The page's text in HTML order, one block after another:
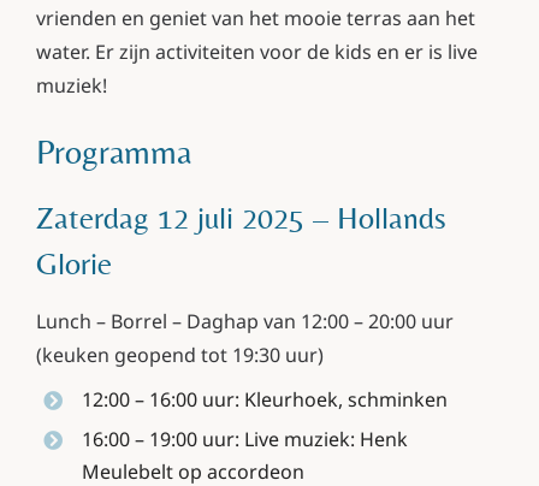
vrienden en geniet van het mooie terras aan het
water. Er zijn activiteiten voor de kids en er is live
muziek!
Programma
Zaterdag 12 juli 2025 – Hollands
Glorie
Lunch – Borrel – Daghap van 12:00 – 20:00 uur
(keuken geopend tot 19:30 uur)
12:00 – 16:00 uur: Kleurhoek, schminken
16:00 – 19:00 uur: Live muziek: Henk
Meulebelt op accordeon